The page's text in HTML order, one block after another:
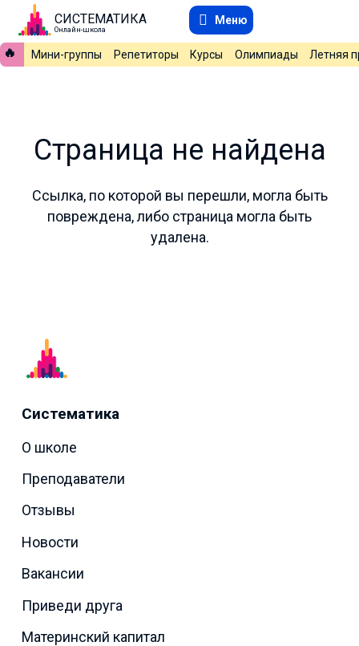
СИСТЕМАТИКА
Онлайн-школа
Меню
🔥 Мини-группы Репетиторы Курсы Олимпиады Летняя
Страница не найдена
Ссылка, по которой вы перешли, могла быть
повреждена, либо страница могла быть
удалена.
Систематика
О школе
Преподаватели
Отзывы
Новости
Вакансии
Приведи друга
Материнский капитал